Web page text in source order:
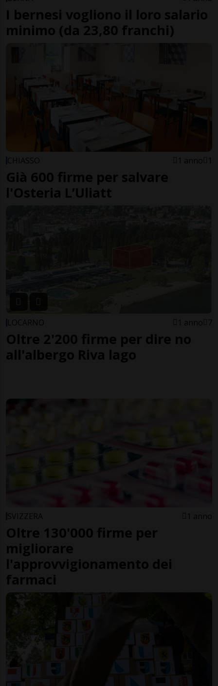
I bernesi vogliono il loro salario
minimo (da 23,80 franchi)
CHIASSO 1 anno 1
Già 600 firme per salvare
l'Osteria L’Uliatt
LOCARNO 1 anno 7
Oltre 2'200 firme per dire no
all'albergo Riva lago
SVIZZERA 1 anno
Oltre 130'000 firme per
migliorare
l'approvvigionamento dei
farmaci